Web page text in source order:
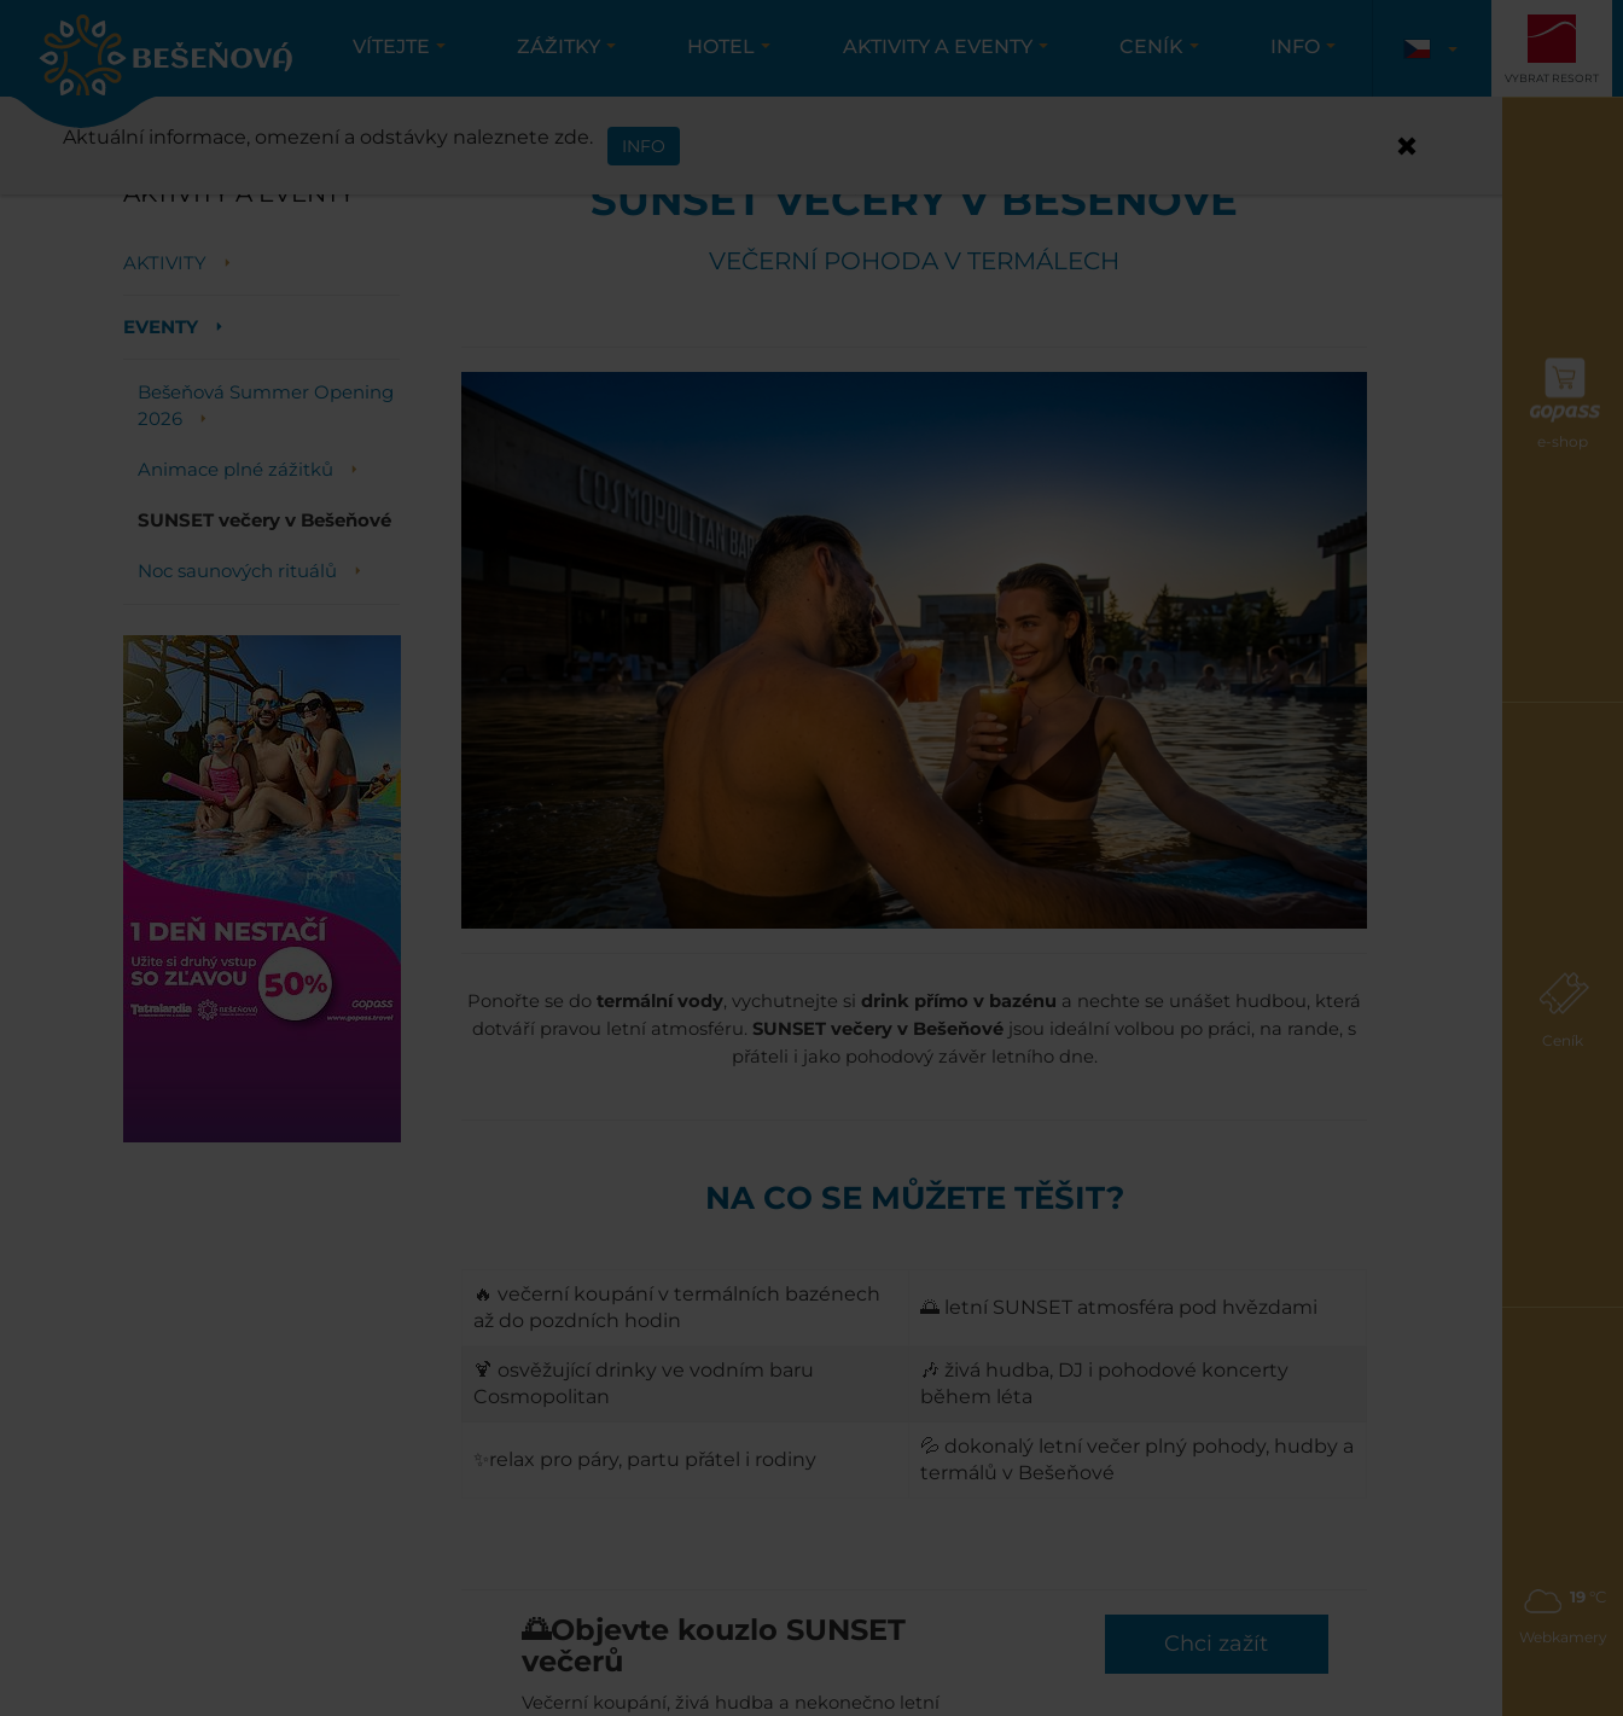
e-shop
Ceník
19°C
Webkamery
VÍTEJTE ZÁŽITKY HOTEL AKTIVITY A EVENTY CENÍK INFO
VYBRAT RESORT
AKTIVITY A EVENTY
AKTIVITY A EVENTY
AKTIVITY
EVENTY
Bešeňová Summer Opening
2026
Animace plné zážitků
SUNSET večery v Bešeňové
Noc saunových rituálů
SUNSET VEČERY V BEŠEŇOVÉ
VEČERNÍ POHODA V TERMÁLECH
Ponořte se do termální vody, vychutnejte si drink přímo v bazénu a nechte se unášet hudbou, která
dotváří pravou letní atmosféru. SUNSET večery v Bešeňové jsou ideální volbou po práci, na rande, s
přáteli i jako pohodový závěr letního dne.
NA CO SE MŮŽETE TĚŠIT?
🔥 večerní koupání v termálních bazénech
až do pozdních hodin
🌅 letní SUNSET atmosféra pod hvězdami
🍹 osvěžující drinky ve vodním baru
Cosmopolitan
🎶 živá hudba, DJ i pohodové koncerty
během léta
✨relax pro páry, partu přátel i rodiny
💦 dokonalý letní večer plný pohody, hudby a
termálů v Bešeňové
🌅Objevte kouzlo SUNSET
večerů
Večerní koupání, živá hudba a nekonečno letní
Chci zažít
Aktuální informace, omezení a odstávky naleznete zde. INFO